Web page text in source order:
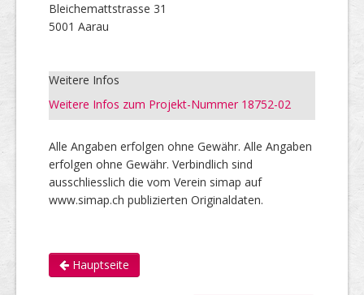
Bleichemattstrasse 31
5001 Aarau
Weitere Infos
Weitere Infos zum Projekt-Nummer 18752-02
Alle Angaben erfolgen ohne Gewähr. Alle Angaben
erfolgen ohne Gewähr. Verbindlich sind
ausschliesslich die vom Verein simap auf
www.simap.ch publizierten Originaldaten.
Hauptseite